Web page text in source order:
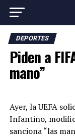
DEPORTES
Piden a
mano”
Ayer, la UEFA
Infantino,
sanciona “las